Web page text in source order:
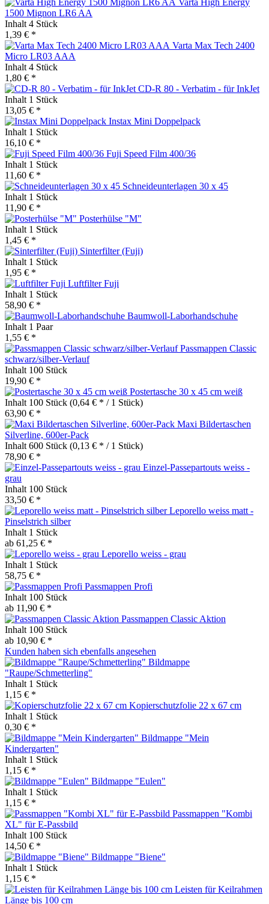
1500 Mignon LR6 AA
Inhalt 4 Stück
1,39 € *
Varta Max Tech 2400
Micro LR03 AAA
Inhalt 4 Stück
1,80 € *
CD-R 80 - Verbatim - für InkJet
Inhalt 1 Stück
13,05 € *
Instax Mini Doppelpack
Inhalt 1 Stück
16,10 € *
Fuji Speed Film 400/36
Inhalt 1 Stück
11,60 € *
Schneideunterlagen 30 x 45
Inhalt 1 Stück
11,90 € *
Posterhülse "M"
Inhalt 1 Stück
1,45 € *
Sinterfilter (Fuji)
Inhalt 1 Stück
1,95 € *
Luftfilter Fuji
Inhalt 1 Stück
58,90 € *
Baumwoll-Laborhandschuhe
Inhalt 1 Paar
1,55 € *
Passmappen Classic
schwarz/silber-Verlauf
Inhalt 100 Stück
19,90 € *
Postertasche 30 x 45 cm weiß
Inhalt 100 Stück (0,64 € * / 1 Stück)
63,90 € *
Maxi Bildertaschen
Silverline, 600er-Pack
Inhalt 600 Stück (0,13 € * / 1 Stück)
78,90 € *
Einzel-Passepartouts weiss -
grau
Inhalt 100 Stück
33,50 € *
Leporello weiss matt -
Pinselstrich silber
Inhalt 1 Stück
ab 61,25 € *
Leporello weiss - grau
Inhalt 1 Stück
58,75 € *
Passmappen Profi
Inhalt 100 Stück
ab 11,90 € *
Passmappen Classic Aktion
Inhalt 100 Stück
ab 10,90 € *
Kunden haben sich ebenfalls angesehen
Bildmappe
"Raupe/Schmetterling"
Inhalt 1 Stück
1,15 € *
Kopierschutzfolie 22 x 67 cm
Inhalt 1 Stück
0,30 € *
Bildmappe "Mein
Kindergarten"
Inhalt 1 Stück
1,15 € *
Bildmappe "Eulen"
Inhalt 1 Stück
1,15 € *
Passmappen "Kombi
XL" für E-Passbild
Inhalt 100 Stück
14,50 € *
Bildmappe "Biene"
Inhalt 1 Stück
1,15 € *
Leisten für Keilrahmen
Länge bis 100 cm